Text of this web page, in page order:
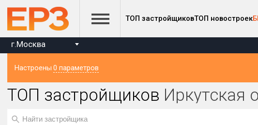
ТОП застройщиковТОП новостроек
г.Москва
Настроены 0 параметров
Регион ЖК
Иркутская область
Район в
Все
Регион головного офиса застройщика
ТОП застройщиков Иркутская